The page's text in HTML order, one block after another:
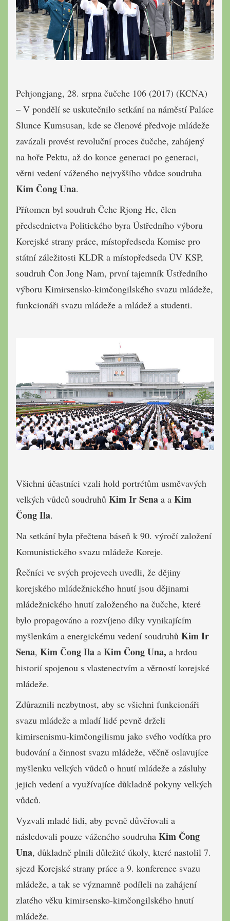
Pchjongjang, 28. srpna čučche 106 (2017) (KCNA)
– V pondělí se uskutečnilo setkání na náměstí Paláce
Slunce Kumsusan, kde se členové předvoje mládeže
zavázali provést revoluční proces čučche, zahájený
na hoře Pektu, až do konce generaci po generaci,
věrni vedení váženého nejvyššího vůdce soudruha
Kim Čong Una.
Přítomen byl soudruh Čche Rjong He, člen
předsednictva Politického byra Ústředního výboru
Korejské strany práce, místopředseda Komise pro
státní záležitosti KLDR a místopředseda ÚV KSP,
soudruh Čon Jong Nam, první tajemník Ústředního
výboru Kimirsensko-kimčongilského svazu mládeže,
funkcionáři svazu mládeže a mládež a studenti.
Všichni účastníci vzali hold portrétům usměvavých
velkých vůdců soudruhů Kim Ir Sena a a Kim
Čong Ila.
Na setkání byla přečtena báseň k 90. ​​výročí založení
Komunistického svazu mládeže Koreje.
Řečníci ve svých projevech uvedli, že dějiny
korejského mládežnického hnutí jsou dějinami
mládežnického hnutí založeného na čučche, které
bylo propagováno a rozvíjeno díky vynikajícím
myšlenkám a energickému vedení soudruhů Kim Ir
Sena, Kim Čong Ila a Kim Čong Una, a hrdou
historií spojenou s vlastenectvím a věrností korejské
mládeže.
Zdůraznili nezbytnost, aby se všichni funkcionáři
svazu mládeže a mladí lidé pevně drželi
kimirsenismu-kimčongilismu jako svého vodítka pro
budování a činnost svazu mládeže, věčně oslavujíce
myšlenku velkých vůdců o hnutí mládeže a zásluhy
jejich vedení a využívajíce důkladně pokyny velkých
vůdců.
Vyzvali mladé lidi, aby pevně důvěřovali a
následovali pouze váženého soudruha Kim Čong
Una, důkladně plnili důležité úkoly, které nastolil 7.
sjezd Korejské strany práce a 9. konference svazu
mládeže, a tak se významně podíleli na zahájení
zlatého věku kimirsensko-kimčongilského hnutí
mládeže.